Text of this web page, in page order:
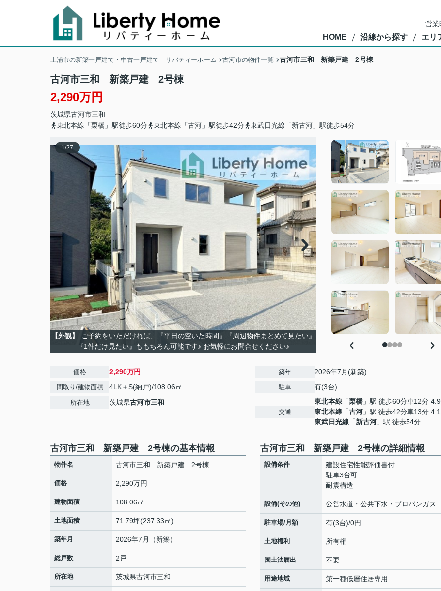
営
HOME 沿線から探す エリ
土浦市の新築一戸建て・中古一戸建て｜リバティーホーム 古河市の物件一覧 古河市三和 新築戸建 2号棟
古河市三和 新築戸建 2号棟
2,290万円
茨城県古河市三和
東北本線「栗橋」駅徒歩60分
東北本線「古河」駅徒歩42分 東武日光線「新古河」駅徒歩54分
1/27
【外観】
ご予約をいただければ、『平日の空いた時間』『周辺物件まとめて見たい』
『1件だけ見たい』ももちろん可能です♪ お気軽にお問合せください♪
価格 2,290万円
間取り/建物面積 4LK＋S(納戸)/108.06㎡
所在地 茨城県古河市三和
築年 2026年7月(新築)
駐車 有(3台)
交通
東北本線 「栗橋 」駅 徒歩60分車12分
東北本線 「古河 」駅 徒歩42分車13分
東武日光線 「新古河 」駅 徒歩54分
古河市三和 新築戸建 2号棟の基本情報
物件名 古河市三和 新築戸建 2号棟
価格 2,290万円
建物面積 108.06㎡
土地面積 71.79坪(237.33㎡)
築年月 2026年7月（新築）
総戸数 2戸
所在地 茨城県古河市三和
古河市三和 新築戸建 2号棟の詳細情報
設備条件
建設住宅性能評価書付
駐車3台可
耐震構造
設備(その他) 公営水道・公共下水・プロパンガス
駐車場/月額 有(3台)/0円
土地権利 所有権
国土法届出 不要
用途地域 第一種低層住居専用